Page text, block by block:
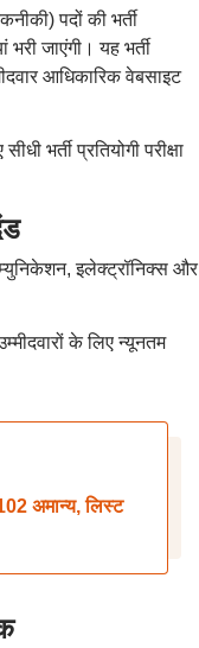
पदों की भर्ती
जाएंगी। यह भर्ती
आधिकारिक वेबसाइट
भर्ती प्रतियोगी परीक्षा
इलेक्ट्रॉनिक्स और
के लिए न्यूनतम
अमान्य, लिस्ट